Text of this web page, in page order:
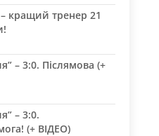
кращий тренер 21
– 3:0. Післямова (+
– 3:0.
(+ ВІДЕО)